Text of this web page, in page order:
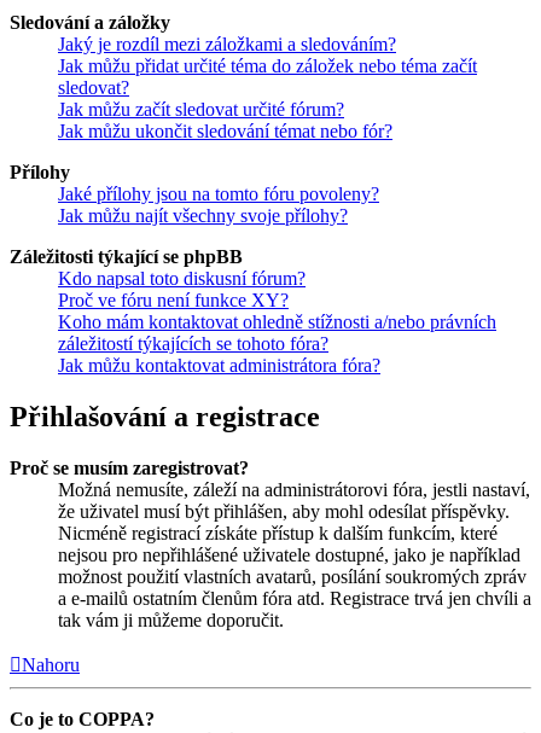
Sledování a záložky
Jaký je rozdíl mezi záložkami a sledováním?
Jak můžu přidat určité téma do záložek nebo téma začít
sledovat?
Jak můžu začít sledovat určité fórum?
Jak můžu ukončit sledování témat nebo fór?
Přílohy
Jaké přílohy jsou na tomto fóru povoleny?
Jak můžu najít všechny svoje přílohy?
Záležitosti týkající se phpBB
Kdo napsal toto diskusní fórum?
Proč ve fóru není funkce XY?
Koho mám kontaktovat ohledně stížnosti a/nebo právních
záležitostí týkajících se tohoto fóra?
Jak můžu kontaktovat administrátora fóra?
Přihlašování a registrace
Proč se musím zaregistrovat?
Možná nemusíte, záleží na administrátorovi fóra, jestli nastaví,
že uživatel musí být přihlášen, aby mohl odesílat příspěvky.
Nicméně registrací získáte přístup k dalším funkcím, které
nejsou pro nepřihlášené uživatele dostupné, jako je například
možnost použití vlastních avatarů, posílání soukromých zpráv
a e-mailů ostatním členům fóra atd. Registrace trvá jen chvíli a
tak vám ji můžeme doporučit.
Nahoru
Co je to COPPA?